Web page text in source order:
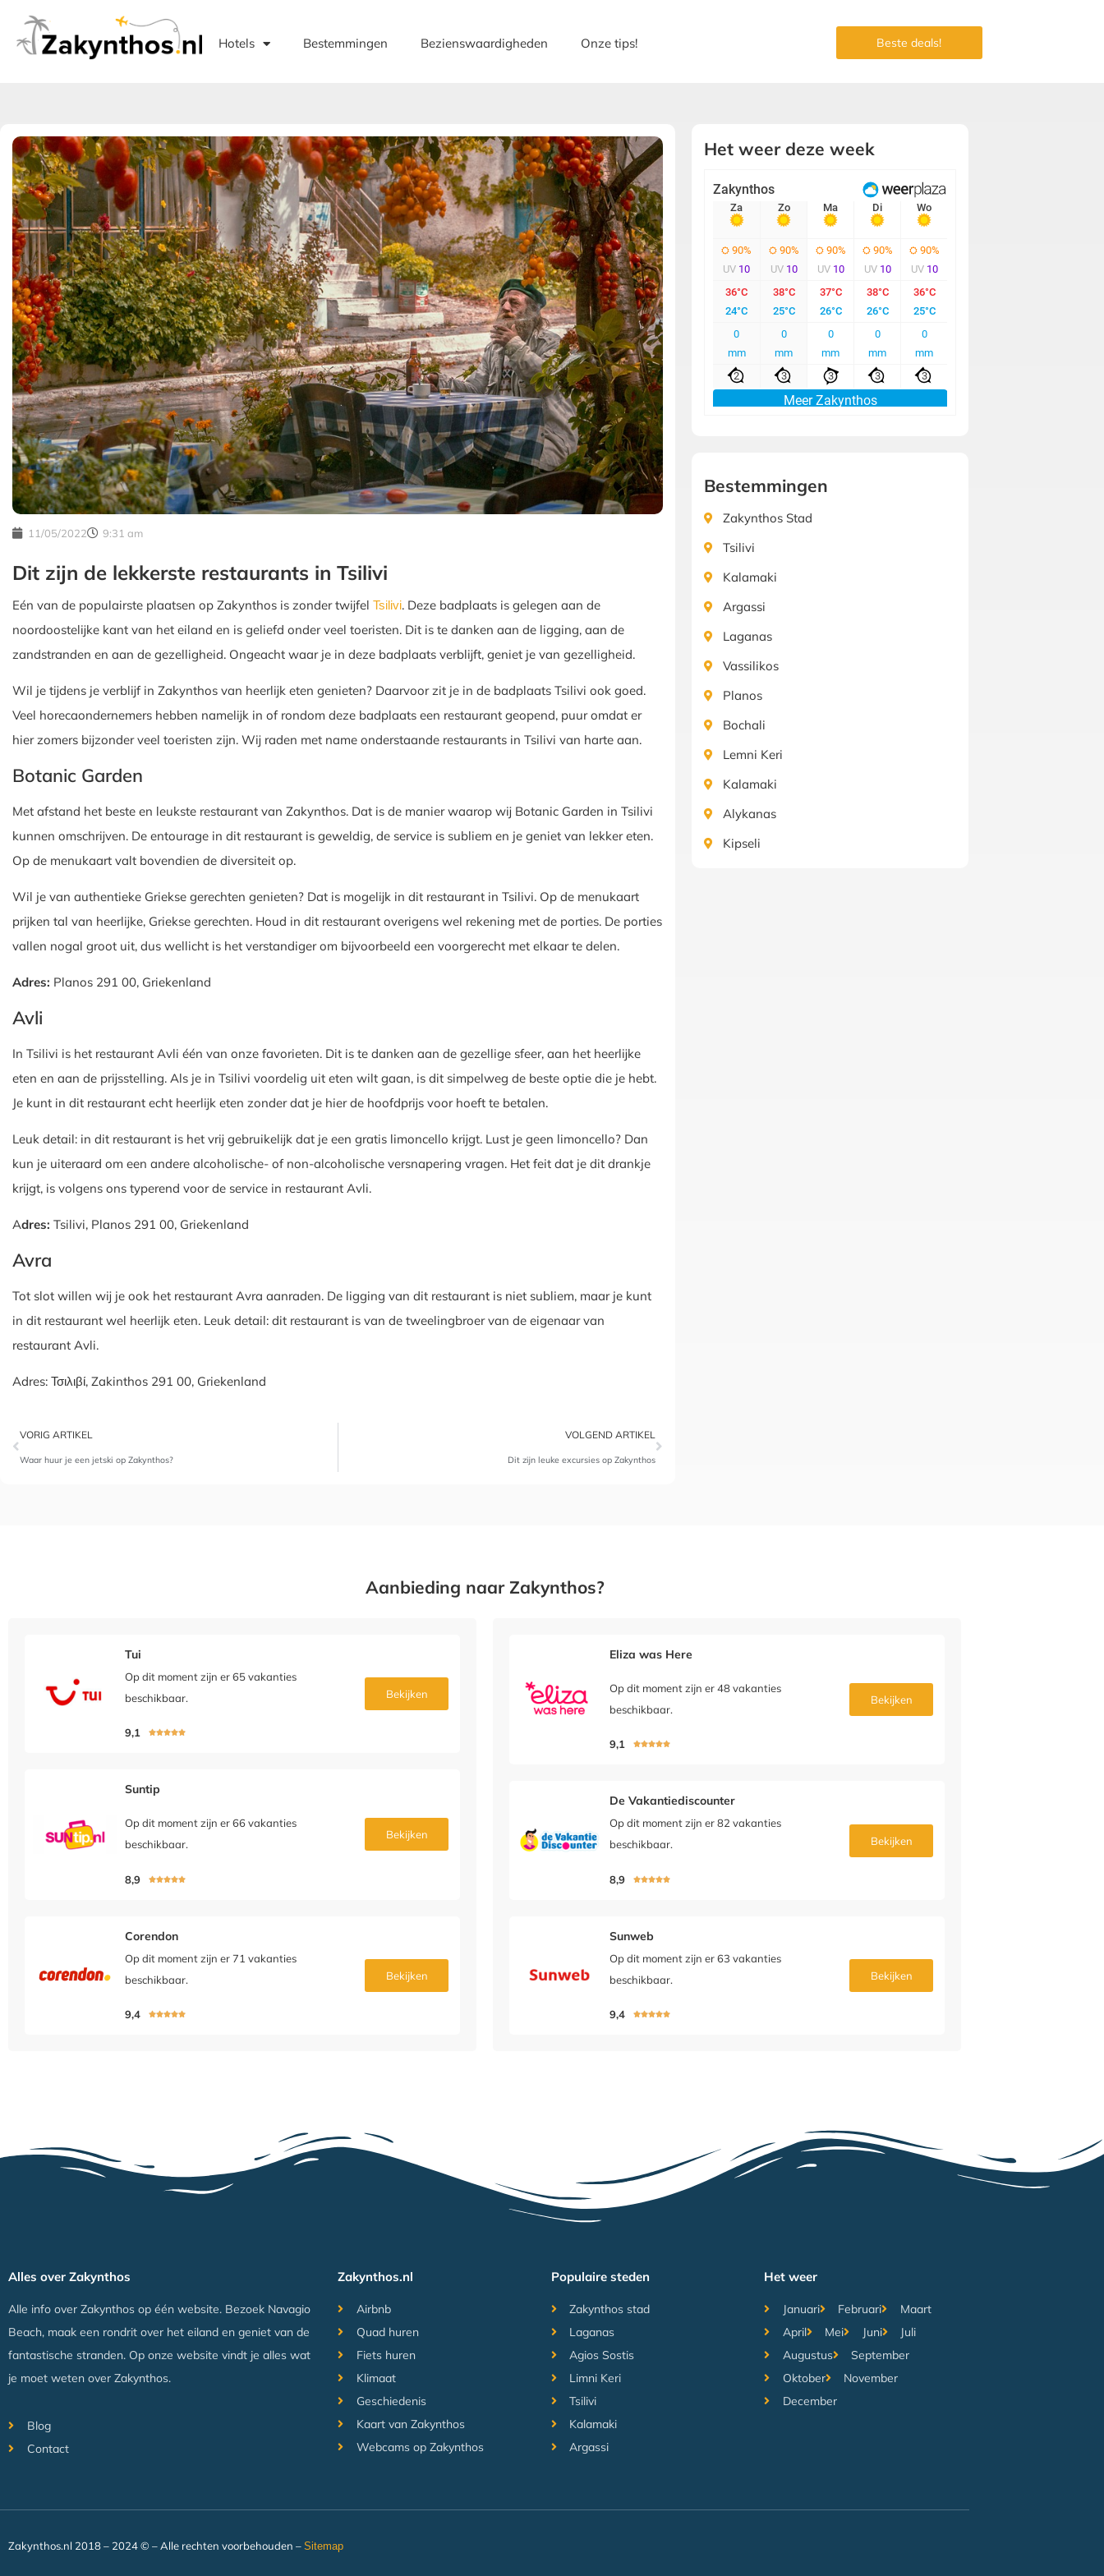
Hotels Bestemmingen Bezienswaardigheden Onze tips! Beste deals!
11/05/2022 9:31 am
Dit zijn de lekkerste restaurants in Tsilivi
Eén van de populairste plaatsen op Zakynthos is zonder twijfel Tsilivi. Deze badplaats is gelegen aan de
noordoostelijke kant van het eiland en is geliefd onder veel toeristen. Dit is te danken aan de ligging, aan de
zandstranden en aan de gezelligheid. Ongeacht waar je in deze badplaats verblijft, geniet je van gezelligheid.
Wil je tijdens je verblijf in Zakynthos van heerlijk eten genieten? Daarvoor zit je in de badplaats Tsilivi ook goed.
Veel horecaondernemers hebben namelijk in of rondom deze badplaats een restaurant geopend, puur omdat er
hier zomers bijzonder veel toeristen zijn. Wij raden met name onderstaande restaurants in Tsilivi van harte aan.
Botanic Garden
Met afstand het beste en leukste restaurant van Zakynthos. Dat is de manier waarop wij Botanic Garden in Tsilivi
kunnen omschrijven. De entourage in dit restaurant is geweldig, de service is subliem en je geniet van lekker eten.
Op de menukaart valt bovendien de diversiteit op.
Wil je van authentieke Griekse gerechten genieten? Dat is mogelijk in dit restaurant in Tsilivi. Op de menukaart
prijken tal van heerlijke, Griekse gerechten. Houd in dit restaurant overigens wel rekening met de porties. De porties
vallen nogal groot uit, dus wellicht is het verstandiger om bijvoorbeeld een voorgerecht met elkaar te delen.
Adres: Planos 291 00, Griekenland
Avli
In Tsilivi is het restaurant Avli één van onze favorieten. Dit is te danken aan de gezellige sfeer, aan het heerlijke
eten en aan de prijsstelling. Als je in Tsilivi voordelig uit eten wilt gaan, is dit simpelweg de beste optie die je hebt.
Je kunt in dit restaurant echt heerlijk eten zonder dat je hier de hoofdprijs voor hoeft te betalen.
Leuk detail: in dit restaurant is het vrij gebruikelijk dat je een gratis limoncello krijgt. Lust je geen limoncello? Dan
kun je uiteraard om een andere alcoholische- of non-alcoholische versnapering vragen. Het feit dat je dit drankje
krijgt, is volgens ons typerend voor de service in restaurant Avli.
Adres: Tsilivi, Planos 291 00, Griekenland
Avra
Tot slot willen wij je ook het restaurant Avra aanraden. De ligging van dit restaurant is niet subliem, maar je kunt
in dit restaurant wel heerlijk eten. Leuk detail: dit restaurant is van de tweelingbroer van de eigenaar van
restaurant Avli.
Adres: Τσιλιβί, Zakinthos 291 00, Griekenland
VORIG ARTIKEL
Waar huur je een jetski op Zakynthos?
VOLGEND ARTIKEL
Dit zijn leuke excursies op Zakynthos
Het weer deze week
Bestemmingen
Zakynthos Stad
Tsilivi
Kalamaki
Argassi
Laganas
Vassilikos
Planos
Bochali
Lemni Keri
Kalamaki
Alykanas
Kipseli
Aanbieding naar Zakynthos?
Tui
Op dit moment zijn er 65 vakanties
beschikbaar.
9,1 
Bekijken
Suntip
Op dit moment zijn er 66 vakanties
beschikbaar.
8,9 
Bekijken
Corendon
Op dit moment zijn er 71 vakanties
beschikbaar.
9,4 
Bekijken
Eliza was Here
Op dit moment zijn er 48 vakanties
beschikbaar.
9,1 
Bekijken
De Vakantiediscounter
Op dit moment zijn er 82 vakanties
beschikbaar.
8,9 
Bekijken
Sunweb
Op dit moment zijn er 63 vakanties
beschikbaar.
9,4 
Bekijken
Alles over Zakynthos
Alle info over Zakynthos op één website. Bezoek Navagio
Beach, maak een rondrit over het eiland en geniet van de
fantastische stranden. Op onze website vindt je alles wat
je moet weten over Zakynthos.
Blog
Contact
Zakynthos.nl
Airbnb
Quad huren
Fiets huren
Klimaat
Geschiedenis
Kaart van Zakynthos
Webcams op Zakynthos
Populaire steden
Zakynthos stad
Laganas
Agios Sostis
Limni Keri
Tsilivi
Kalamaki
Argassi
Het weer
Januari Februari
Maart
April
Mei Juni
Juli
Augustus
September
Oktober
November
December
Zakynthos.nl 2018 – 2024 © – Alle rechten voorbehouden – Sitemap